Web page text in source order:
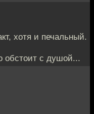
хотя и печальный.
обстоит с душой...